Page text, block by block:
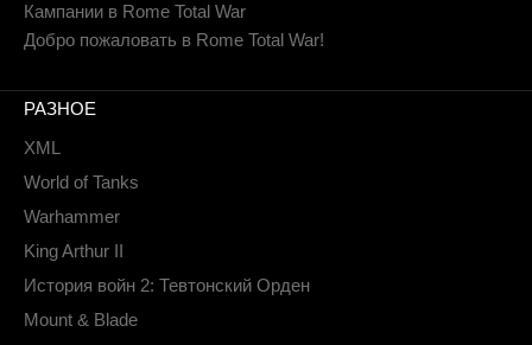
Кампании в Rome Total War
Добро пожаловать в Rome Total War!
РАЗНОЕ
XML
World of Tanks
Warhammer
King Arthur II
История войн 2: Тевтонский Орден
Mount & Blade